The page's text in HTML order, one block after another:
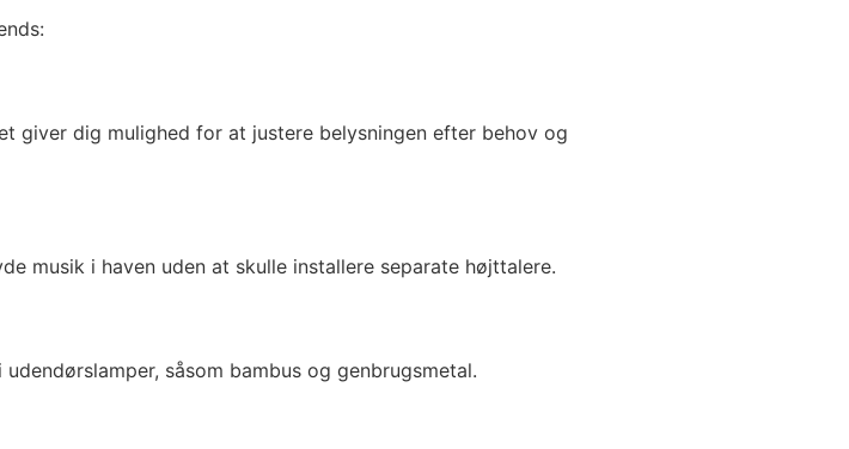
giver dig mulighed for at justere belysningen efter behov og
musik i haven uden at skulle installere separate højttalere.
såsom bambus og genbrugsmetal.